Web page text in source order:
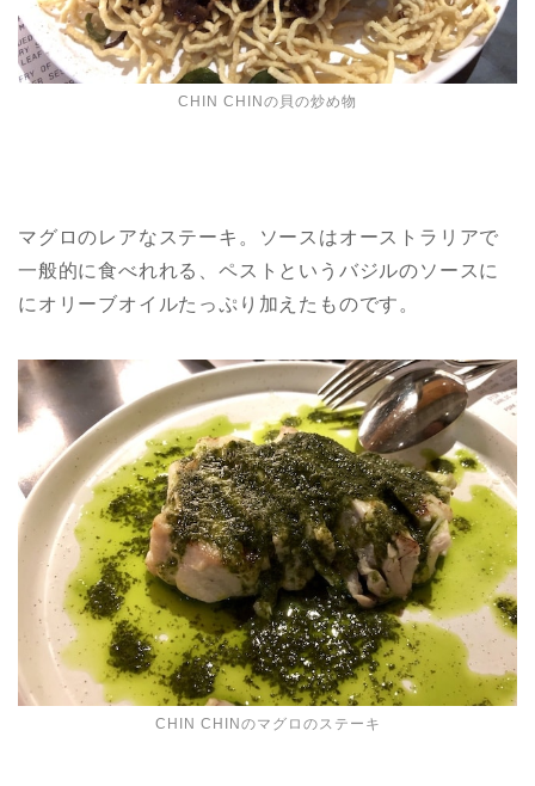
CHIN CHINの貝の炒め物
マグロのレアなステーキ。ソースはオーストラリアで
一般的に食べれれる、ペストというバジルのソースに
にオリーブオイルたっぷり加えたものです。
CHIN CHINのマグロのステーキ